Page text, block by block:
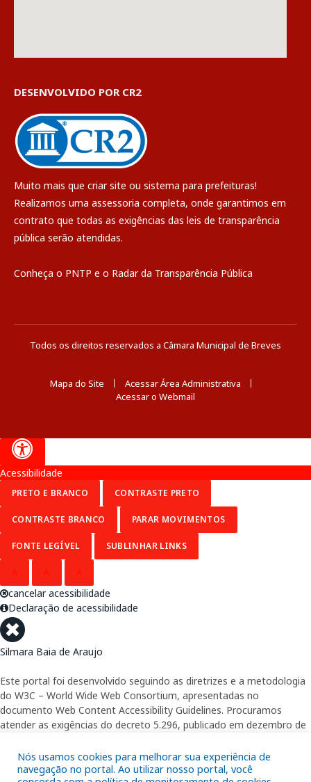
DESENVOLVIDO POR CR2
Muito mais que criar site ou sistema para prefeituras!
Realizamos uma assessoria completa, onde garantimos em
contrato que todas as exigências das leis de transparência
pública serão atendidas.
Conheça o PNTP e o Radar da Transparência Pública
Todos os direitos reservados a Câmara Municipal de Breves
Mapa do Site
Acessar Área Administrativa
Acessar o Webmail
Nós usamos cookies para melhorar sua experiência de
navegação no portal. Ao utilizar nosso portal, você
Acessibilidade
PRETO E BRANCO CONTRASTE PRETO
CONTRASTE BRANCO PARAR MOVIMENTOS
FONTE LEGÍVEL SUBLINHAR LINKS
cancelar acessibilidade
Declaração de acessibilidade
Silmara Baia de Araujo
Este portal foi desenvolvido seguindo as diretrizes e a metodologia
do W3C – World Wide Web Consortium, apresentadas no
documento Web Content Accessibility Guidelines. Procuramos
atender as exigências do decreto 5.296, publicado em dezembro de
eletrônicos da administração pública na rede mundial de
computadores para o uso das pessoas com necessidades especiais,